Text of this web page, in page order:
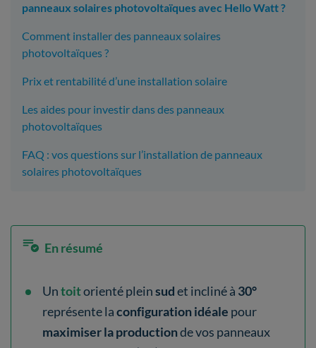
panneaux solaires photovoltaïques avec Hello Watt ?
Comment installer des panneaux solaires
photovoltaïques ?
Prix et rentabilité d’une installation solaire
Les aides pour investir dans des panneaux
photovoltaïques
FAQ : vos questions sur l’installation de panneaux
solaires photovoltaïques
En résumé
Untoitorienté pleinsudet incliné à 30°
représente laconfiguration idéale pour
maximiser la productionde vos panneaux